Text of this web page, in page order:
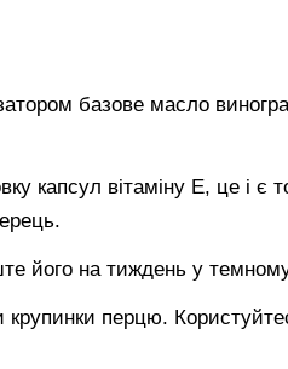
базове масло
капсул вітаміну Е, це і є
його на тиждень у
крупинки перцю.